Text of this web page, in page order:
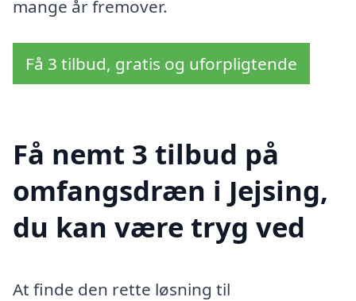
mange år fremover.
Få 3 tilbud, gratis og uforpligtende
Få nemt 3 tilbud på
omfangsdræn i Jejsing,
du kan være tryg ved
At finde den rette løsning til